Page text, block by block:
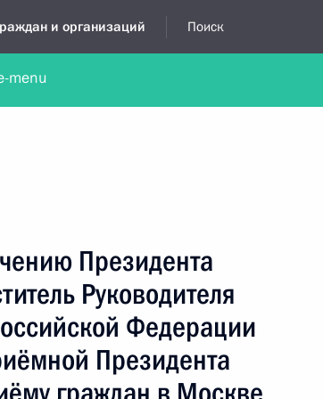
и организаций Поиск
в устной форме
Президента
Руководителя
Федерации
Президента
menu